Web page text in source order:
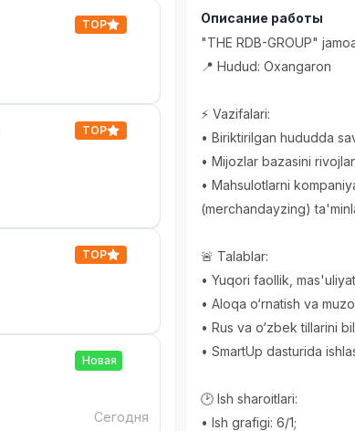
TOP
TOP
TOP
Новая
Сегодня
Описание работы
"THE RDB-GROUP"
📍 Hudud: Oxangaron
⚡️ Vazifalari:
• Biriktirilgan hududda
• Mijozlar bazasini
• Mahsulotlarni
(merchandayzing)
🚨 Talablar:
• Yuqori faollik,
• Aloqa o‘rnatish va
• Rus va o‘zbek tillarini
• SmartUp dasturida
🕑 Ish sharoitlari:
• Ish grafigi: 6/1;